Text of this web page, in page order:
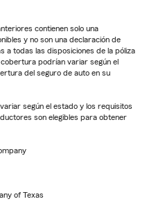
contienen solo una
y no son una declaración de
a todas las disposiciones de la póliza
podrían variar según el
del seguro de auto en su
según el estado y los requisitos
son elegibles para obtener
of Texas